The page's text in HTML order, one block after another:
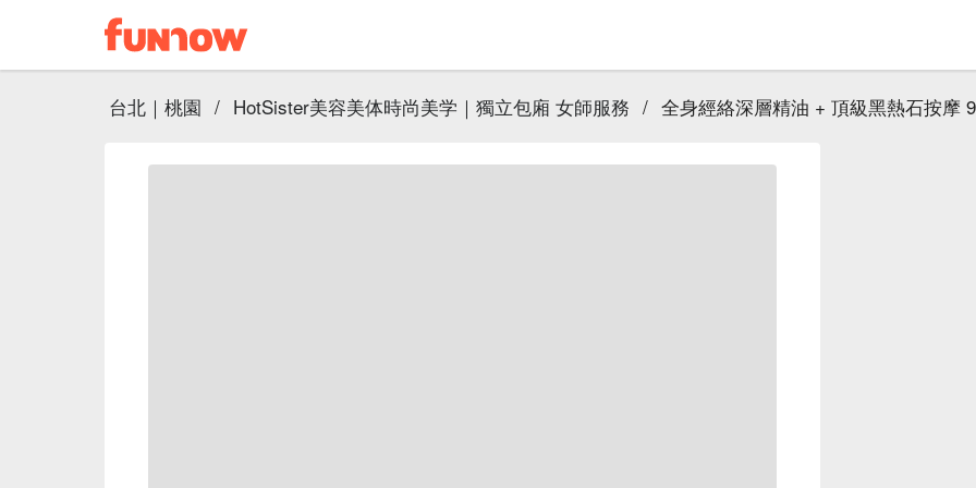
台北｜桃園 / HotSister美容美体時尚美学｜獨立包廂 女師服務 / 全身經絡深層精油 + 頂級黑熱石按摩